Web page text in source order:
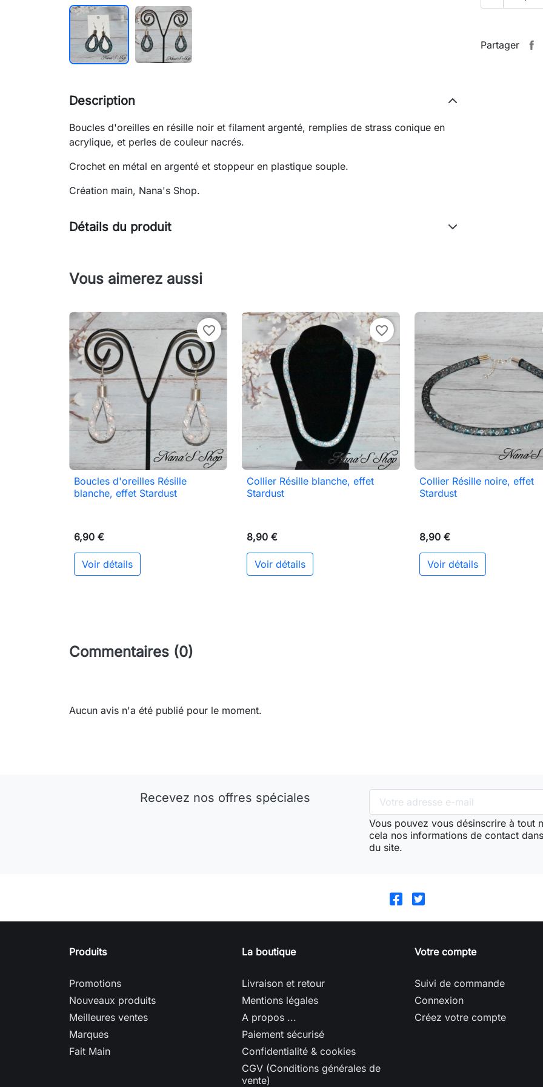
Partager
Description
Boucles d'oreilles en résille noir et filament argenté, remplies de strass conique en
acrylique, et perles de couleur nacrés.
Crochet en métal en argenté et stoppeur en plastique souple.
Création main, Nana's Shop.
Détails du produit
Vous aimerez aussi
favorite_border
 Aperçu rapide
Boucles d'oreilles Résille
blanche, effet Stardust
6,90 €
Voir détails
favorite_border
 Aperçu rapide
Collier Résille blanche, effet
Stardust
8,90 €
Voir détails
 Aperçu rapide
Collier Résille noire, effet
Stardust
8,90 €
Voir détails
Commentaires (0)
Aucun avis n'a été publié pour le moment.
Recevez nos offres spéciales
Vous pouvez vous désinscrire à tout
cela nos informations de contact
du site.
Produits
Promotions
Nouveaux produits
Meilleures ventes
Marques
Fait Main
La boutique
Livraison et retour
Mentions légales
A propos ...
Paiement sécurisé
Confidentialité & cookies
CGV (Conditions générales de
vente)
Votre compte
Suivi de commande
Connexion
Créez votre compte